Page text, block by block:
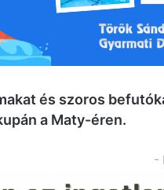
és szoros
a Maty-éren.
-